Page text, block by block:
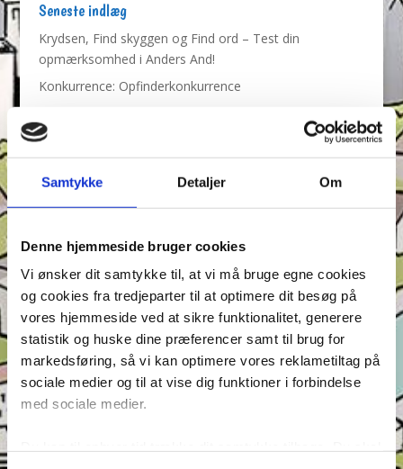
Samtykke Detaljer Om
Denne hjemmeside bruger cookies
Vi ønsker dit samtykke til, at vi må bruge egne cookies
og cookies fra tredjeparter til at optimere dit besøg på
vores hjemmeside ved at sikre funktionalitet, generere
statistik og huske dine præferencer samt til brug for
markedsføring, så vi kan optimere vores reklametiltag på
sociale medier og til at vise dig funktioner i forbindelse
med sociale medier.
Seneste indlæg
Krydsen, Find skyggen og Find ord – Test din
opmærksomhed i Anders And!
Konkurrence: Opfinderkonkurrence
And!
Find ord, Labyrint & Find 7 fejl – Test din
opmærksomhed i Anders And!
Find ord, Labyrint & Find 7 fejl – Test din
Tags
Andeby Andeby Posten Anders And
Anders And Co.
Anders Vildand
Bjørne-banden
Carl Barks
Dagens vittigheder
Don Rosa Du Gådeste
Fedtmule
Figurer
IRL Joakim von And
Læselyst